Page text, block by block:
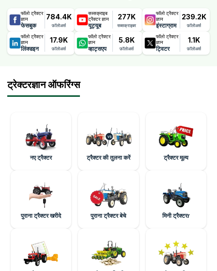
फॉलो ट्रैक्टर
ज्ञान
फेसबुक
784.4K
फ़ॉलोअर्स
सब्सक्राइब
ट्रैक्टर ज्ञान
यूट्यूब
277K
सब्सक्राइबर
फॉलो ट्रैक्टर
ज्ञान
इंस्टाग्राम
239.2K
फ़ॉलोअर्स
फॉलो ट्रैक्टर
ज्ञान
लिंक्डइन
17.9K
फ़ॉलोअर्स
फॉलो ट्रैक्टर
ज्ञान
व्हाट्सएप
5.8K
फ़ॉलोअर्स
फॉलो ट्रैक्टर
ज्ञान
ट्विटर
1.1K
फ़ॉलोअर्स
ट्रेक्टरज्ञान ऑफरिंग्स
नए ट्रैक्टर ट्रैक्टर की तुलना करें ट्रैक्टर मूल्य
पुराना ट्रैक्टर खरीदे पुराना ट्रैक्टर बेचे मिनी ट्रैक्टरr